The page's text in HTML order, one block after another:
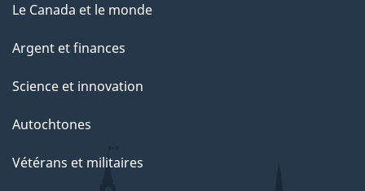
Le Canada et le monde
Argent et finances
Science et innovation
Autochtones
Vétérans et militaires